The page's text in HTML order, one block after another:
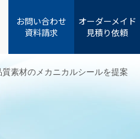
お問い合わせ
資料請求
オーダーメイド
見積り依頼
質素材のメカニカルシールを提案